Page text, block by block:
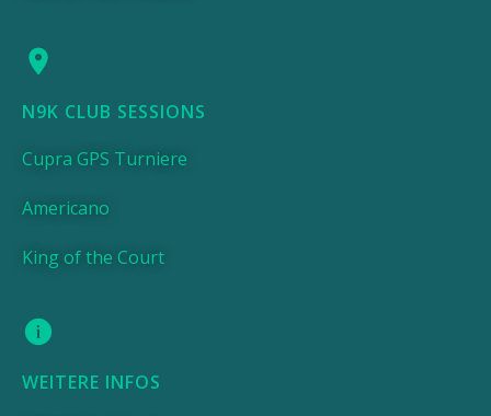
N9K CLUB SESSIONS
Cupra GPS Turniere
Americano
King of the Court
WEITERE INFOS